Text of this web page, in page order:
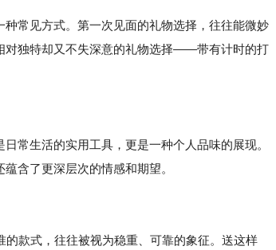
常见方式。第一次见面的礼物选择，往往能微妙
对独特却又不失深意的礼物选择——带有计时的打
常生活的实用工具，更是一种个人品味的展现。
含了更深层次的情感和期望。
款式，往往被视为稳重、可靠的象征。送这样